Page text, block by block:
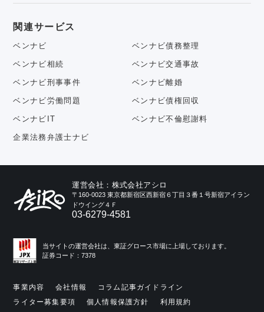
関連サービス
ベンナビ ベンナビ債務整理
ベンナビ相続 ベンナビ交通事故
ベンナビ刑事事件 ベンナビ離婚
ベンナビ労働問題 ベンナビ債権回収
ベンナビIT ベンナビ不倫慰謝料
企業法務弁護士ナビ
運営会社：株式会社アシロ
〒160-0023 東京都新宿区西新宿６丁目３番１号新宿アイラン
ドウイング４Ｆ
03-6279-4581
当サイトの運営会社は、東証グロース市場に上場しております。
証券コード：7378
事業内容 会社情報
コラム記事ガイドライン
ライター募集要項
個人情報保護方針 利用規約